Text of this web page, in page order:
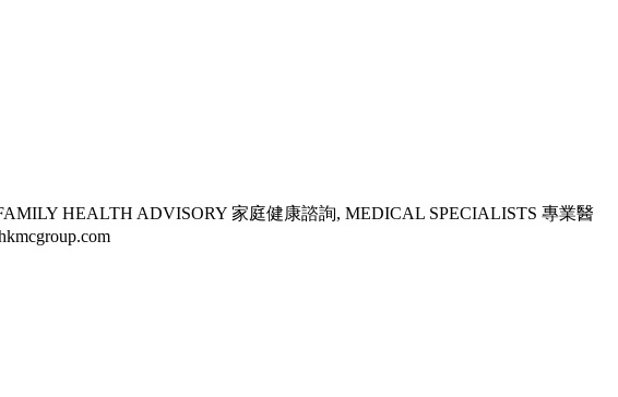
HEALTH ADVISORY 家庭健康諮詢, MEDICAL SPECIALISTS 專業醫